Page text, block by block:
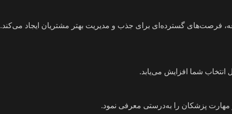
فرصت‌های گسترده‌ای برای جذب و مدیریت بهتر مشتریان ایجاد می‌کند.
انتخاب شما افزایش می‌یابد.
مهارت پزشکان را به‌درستی معرفی نمود.